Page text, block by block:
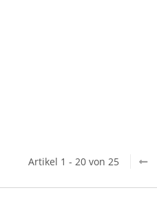
Artikel 1 - 20 von 25